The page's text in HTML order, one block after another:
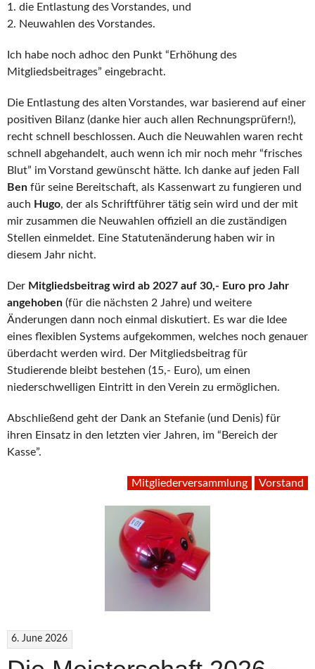
1. die Entlastung des Vorstandes, und
2. Neuwahlen des Vorstandes.
Ich habe noch adhoc den Punkt “Erhöhung des
Mitgliedsbeitrages” eingebracht.
Die Entlastung des alten Vorstandes, war basierend auf einer
positiven Bilanz (danke hier auch allen Rechnungsprüfern!),
recht schnell beschlossen. Auch die Neuwahlen waren recht
schnell abgehandelt, auch wenn ich mir noch mehr “frisches
Blut” im Vorstand gewünscht hätte. Ich danke auf jeden Fall
Ben für seine Bereitschaft, als Kassenwart zu fungieren und
auch Hugo, der als Schriftführer tätig sein wird und der mit
mir zusammen die Neuwahlen offiziell an die zuständigen
Stellen einmeldet. Eine Statutenänderung haben wir in
diesem Jahr nicht.
Der Mitgliedsbeitrag wird ab 2027 auf 30,- Euro pro Jahr
angehoben (für die nächsten 2 Jahre) und weitere
Änderungen dann noch einmal diskutiert. Es war die Idee
eines flexiblen Systems aufgekommen, welches noch genauer
überdacht werden wird. Der Mitgliedsbeitrag für
Studierende bleibt bestehen (15,- Euro), um einen
niederschwelligen Eintritt in den Verein zu ermöglichen.
Abschließend geht der Dank an Stefanie (und Denis) für
ihren Einsatz in den letzten vier Jahren, im “Bereich der
Kasse”.
Mitgliederversammlung Vorstand
6. June 2026